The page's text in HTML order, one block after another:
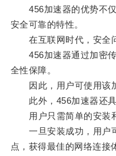
456加速器的优势不仅
安全可靠的特性。
在互联网时代，安全问
456加速器通过加密传
全性保障。
因此，用户可使用该加
此外，456加速器还具
用户只需简单的安装和
一旦安装成功，用户
点，获得最佳的网络连接